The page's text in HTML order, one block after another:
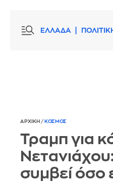
ΕΛΛΑΔΑ
ΑΡΧΙΚΗ / ΚΟΣΜΟΣ
Τραμπ για
συμβεί όσο